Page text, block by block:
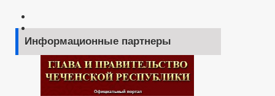
Информационные партнеры